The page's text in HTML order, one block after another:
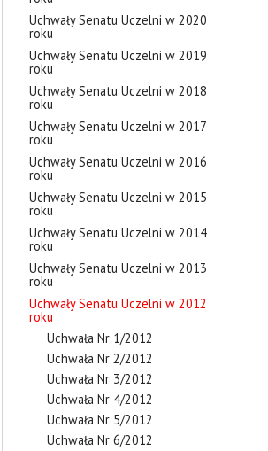
Uchwały Senatu Uczelni w 2020
roku
Uchwały Senatu Uczelni w 2019
roku
Uchwały Senatu Uczelni w 2018
roku
Uchwały Senatu Uczelni w 2017
roku
Uchwały Senatu Uczelni w 2016
roku
Uchwały Senatu Uczelni w 2015
roku
Uchwały Senatu Uczelni w 2014
roku
Uchwały Senatu Uczelni w 2013
roku
Uchwały Senatu Uczelni w 2012
roku
Uchwała Nr 1/2012
Uchwała Nr 2/2012
Uchwała Nr 3/2012
Uchwała Nr 4/2012
Uchwała Nr 5/2012
Uchwała Nr 6/2012